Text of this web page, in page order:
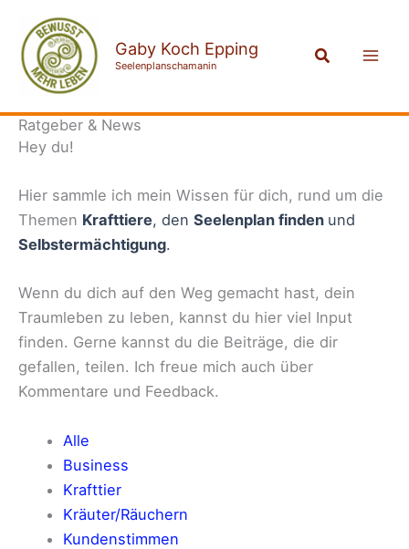
Inhalt
springen
Gaby Koch Epping
Seelenplanschamanin
Suchen
Ratgeber & News
Hey du!
Hier sammle ich mein Wissen für dich, rund um die
Themen Krafttiere, den Seelenplan finden und
Selbstermächtigung.
Wenn du dich auf den Weg gemacht hast, dein
Traumleben zu leben, kannst du hier viel Input
finden. Gerne kannst du die Beiträge, die dir
gefallen, teilen. Ich freue mich auch über
Kommentare und Feedback.
Alle
Business
Krafttier
Kräuter/Räuchern
Kundenstimmen